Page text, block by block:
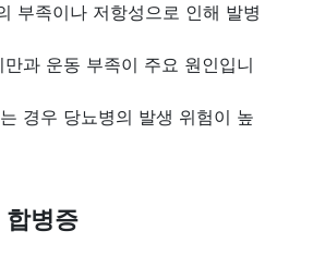
부족이나 저항성으로 인해 발병
과 운동 부족이 주요 원인입니
경우 당뇨병의 발생 위험이 높
합병증